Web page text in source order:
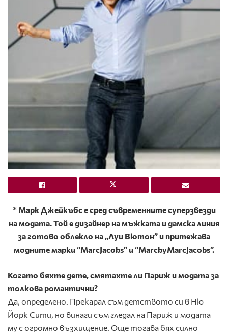
* Марк Джейкъбс е сред съвременните суперзвезди
на модата. Той е дизайнер на мъжката и дамска линия
за готово облекло на „Луи Вютон” и притежава
модните марки “MarcJacobs” и “MarcbyMarcJacobs”.
Когато бяхте дете, смятахте ли Париж и модата за
толкова романтични?
Да, определено. Прекарал съм детството си в Ню
Йорк Сити, но винаги съм гледал на Париж и модата
му с огромно възхищение. Още тогава бях силно